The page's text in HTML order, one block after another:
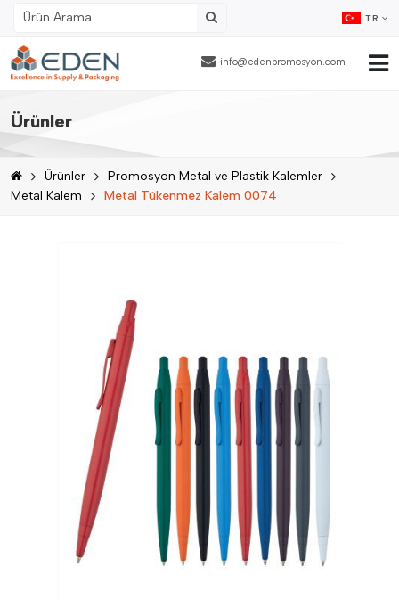
info@edenpromosyon.com
TR
Ana Sayfa
Hakkımızda
Ürünler
Ürünler
Ürünler
Promosyon Metal ve Plastik Kalemler
Metal Kalem
Metal Tükenmez Kalem 0074